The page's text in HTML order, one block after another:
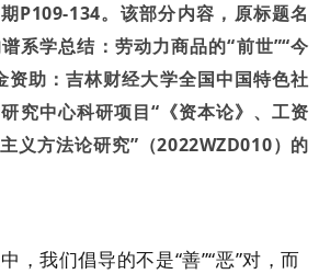
P109-134。该部分内容，原标题名
系学总结：劳动力商品的“前世”“今
资助：吉林财经大学全国中国特色社
究中心科研项目“《资本论》、工资
义方法论研究” （2022WZD010） 的
我们倡导的不是“善”“恶”对，而